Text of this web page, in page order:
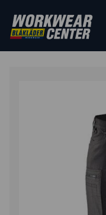
ETUSIVU/ALAOSAT